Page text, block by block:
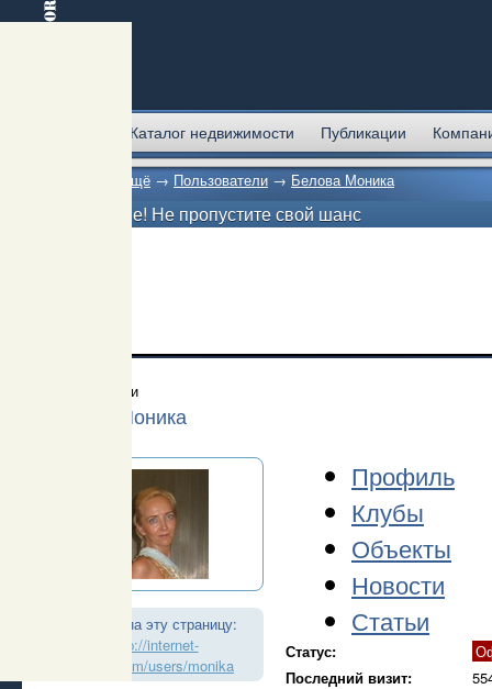
Каталог недвижимости Публикации
Ещё → Пользователи → Белова Моника
Внимание! Не пропустите свой шанс
Пользователи
Белова Моника
Ссылка на эту страницу:
http://internet-
realtor.com/users/monika
Профиль
Клубы
Объекты
Новости
Статьи
Статус:
Последний визит: